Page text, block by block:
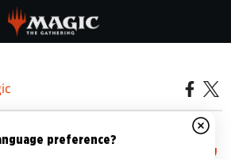
SULLA ROVINA,
preference?